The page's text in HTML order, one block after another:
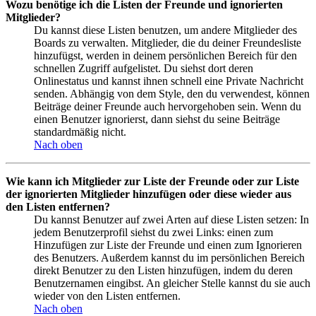
Wozu benötige ich die Listen der Freunde und ignorierten
Mitglieder?
Du kannst diese Listen benutzen, um andere Mitglieder des
Boards zu verwalten. Mitglieder, die du deiner Freundesliste
hinzufügst, werden in deinem persönlichen Bereich für den
schnellen Zugriff aufgelistet. Du siehst dort deren
Onlinestatus und kannst ihnen schnell eine Private Nachricht
senden. Abhängig von dem Style, den du verwendest, können
Beiträge deiner Freunde auch hervorgehoben sein. Wenn du
einen Benutzer ignorierst, dann siehst du seine Beiträge
standardmäßig nicht.
Nach oben
Wie kann ich Mitglieder zur Liste der Freunde oder zur Liste
der ignorierten Mitglieder hinzufügen oder diese wieder aus
den Listen entfernen?
Du kannst Benutzer auf zwei Arten auf diese Listen setzen: In
jedem Benutzerprofil siehst du zwei Links: einen zum
Hinzufügen zur Liste der Freunde und einen zum Ignorieren
des Benutzers. Außerdem kannst du im persönlichen Bereich
direkt Benutzer zu den Listen hinzufügen, indem du deren
Benutzernamen eingibst. An gleicher Stelle kannst du sie auch
wieder von den Listen entfernen.
Nach oben